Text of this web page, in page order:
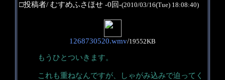
□投稿者/ むすめふさほせ -0回-(2010/03/16(Tue) 18:08:40)
1268730520.wmv/19552KB
もうひとついきます。
これも重ねなんですが、しゃがみ込みで迫ってく